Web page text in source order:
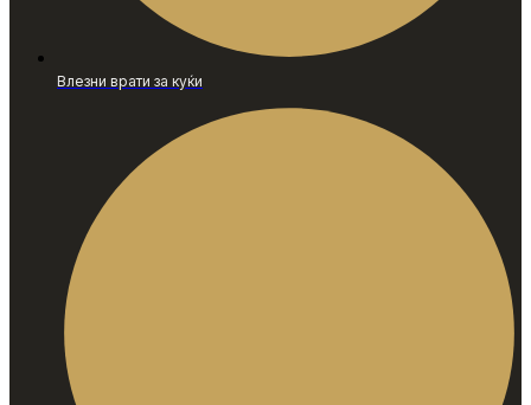
Влезни врати за куќи